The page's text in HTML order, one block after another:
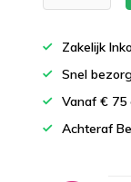
Zakelijk
Snel
Vanaf €
Achteraf